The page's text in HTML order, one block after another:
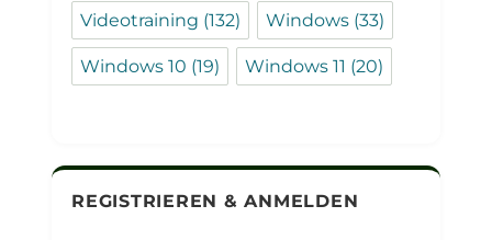
Videotraining (132) Windows (33)
Windows 10 (19) Windows 11 (20)
REGISTRIEREN & ANMELDEN